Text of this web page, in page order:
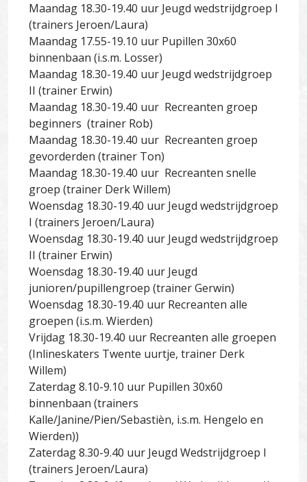
Maandag 18.30-19.40 uur Jeugd wedstrijdgroep I
(trainers Jeroen/Laura)
Maandag 17.55-19.10 uur Pupillen 30x60
binnenbaan (i.s.m. Losser)
Maandag 18.30-19.40 uur Jeugd wedstrijdgroep
II (trainer Erwin)
Maandag 18.30-19.40 uur Recreanten groep
beginners (trainer Rob)
Maandag 18.30-19.40 uur Recreanten groep
gevorderden (trainer Ton)
Maandag 18.30-19.40 uur Recreanten snelle
groep (trainer Derk Willem)
Woensdag 18.30-19.40 uur Jeugd wedstrijdgroep
I (trainers Jeroen/Laura)
Woensdag 18.30-19.40 uur Jeugd wedstrijdgroep
II (trainer Erwin)
Woensdag 18.30-19.40 uur Jeugd
junioren/pupillengroep (trainer Gerwin)
Woensdag 18.30-19.40 uur Recreanten alle
groepen (i.s.m. Wierden)
Vrijdag 18.30-19.40 uur Recreanten alle groepen
(Inlineskaters Twente uurtje, trainer Derk
Willem)
Zaterdag 8.10-9.10 uur Pupillen 30x60
binnenbaan (trainers
Kalle/Janine/Pien/Sebastièn, i.s.m. Hengelo en
Wierden))
Zaterdag 8.30-9.40 uur Jeugd Wedstrijdgroep I
(trainers Jeroen/Laura)